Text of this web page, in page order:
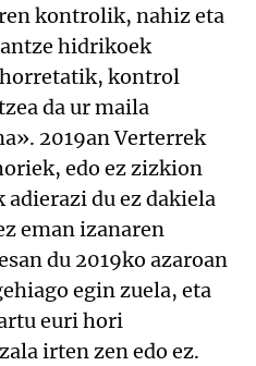
kontrolik, nahiz eta
hidrikoek
kontrol
da ur maila
2019an Verterrek
edo ez zizkion
adierazi du ez dakiela
eman izanaren
du 2019ko azaroan
egin zuela, eta
euri hori
irten zen edo ez.